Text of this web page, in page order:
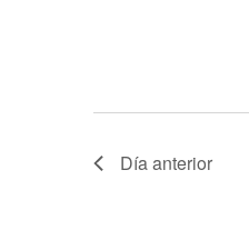
Día anterior